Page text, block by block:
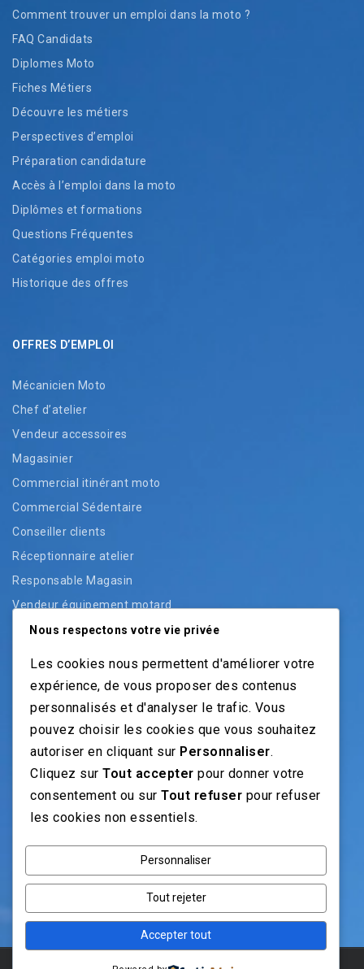
Comment trouver un emploi dans la moto ?
FAQ Candidats
Diplomes Moto
Fiches Métiers
Découvre les métiers
Perspectives d’emploi
Préparation candidature
Accès à l’emploi dans la moto
Diplômes et formations
Questions Fréquentes
Catégories emploi moto
Historique des offres
OFFRES D’EMPLOI
Mécanicien Moto
Chef d’atelier
Vendeur accessoires
Magasinier
Commercial itinérant moto
Commercial Sédentaire
Conseiller clients
Réceptionnaire atelier
Responsable Magasin
Vendeur équipement motard
Vendeur pièces
Vendeur véhicules occasion
NOS GUIDES
Recrutement moto: Le guide pour recruteurs
Recrutement mécanicien moto
NOS RÉSEAUX
Nous respectons votre vie privée
Les cookies nous permettent d'améliorer votre
expérience, de vous proposer des contenus
personnalisés et d'analyser le trafic. Vous
pouvez choisir les cookies que vous souhaitez
autoriser en cliquant sur Personnaliser.
Cliquez sur Tout accepter pour donner votre
consentement ou sur Tout refuser pour refuser
les cookies non essentiels.
Personnaliser
Tout rejeter
Accepter tout